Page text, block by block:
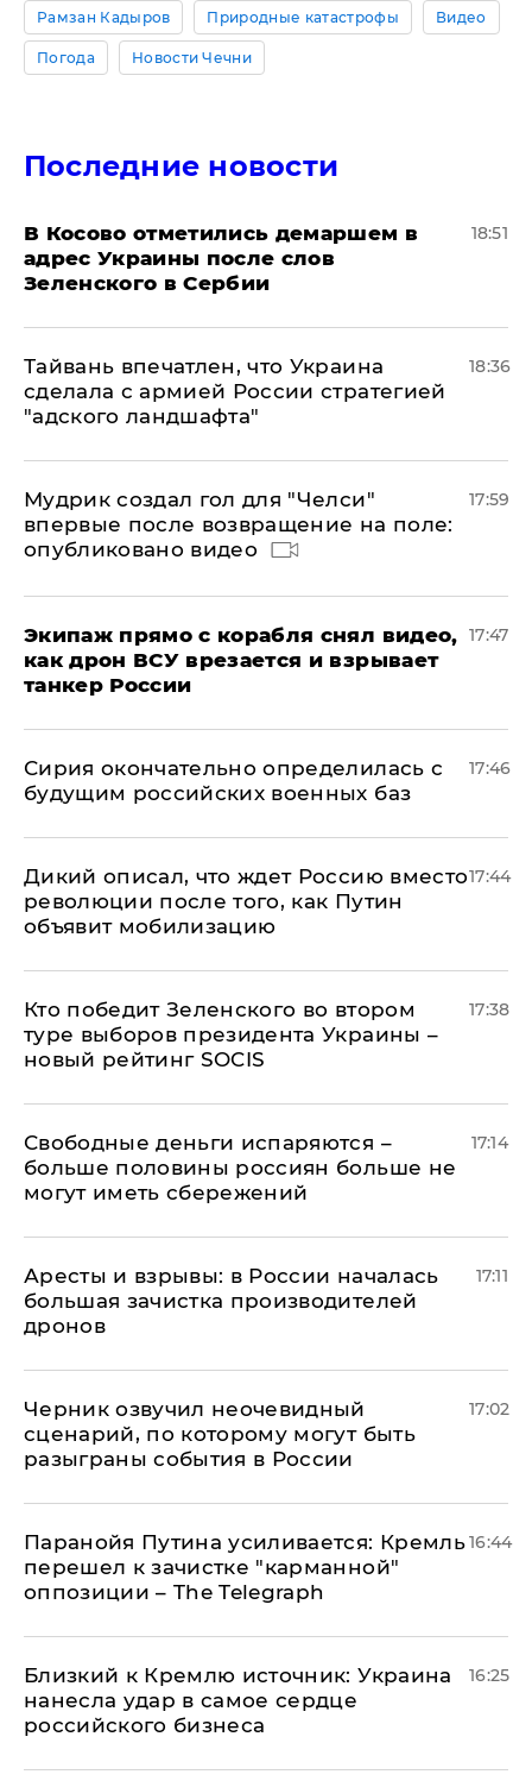
Рамзан Кадыров Природные катастрофы Видео
Погода Новости Чечни
Последние новости
В Косово отметились демаршем в
адрес Украины после слов
Зеленского в Сербии
18:51
Тайвань впечатлен, что Украина
сделала с армией России стратегией
"адского ландшафта"
18:36
Мудрик создал гол для "Челси"
впервые после возвращение на поле:
опубликовано видео
17:59
Экипаж прямо с корабля снял видео,
как дрон ВСУ врезается и взрывает
танкер России
17:47
Сирия окончательно определилась с
будущим российских военных баз
17:46
Дикий описал, что ждет Россию вместо
революции после того, как Путин
объявит мобилизацию
17:44
Кто победит Зеленского во втором
туре выборов президента Украины –
новый рейтинг SOCIS
17:38
Свободные деньги испаряются –
больше половины россиян больше не
могут иметь сбережений
17:14
Аресты и взрывы: в России началась
большая зачистка производителей
дронов
17:11
Черник озвучил неочевидный
сценарий, по которому могут быть
разыграны события в России
17:02
Паранойя Путина усиливается: Кремль
перешел к зачистке "карманной"
оппозиции – The Telegraph
16:44
Близкий к Кремлю источник: Украина
нанесла удар в самое сердце
российского бизнеса
16:25